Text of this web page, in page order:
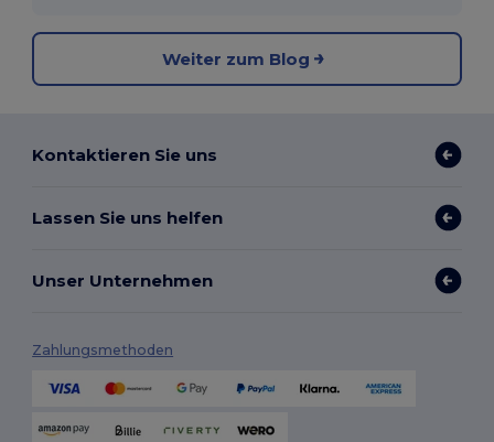
Weiter zum Blog
Kontaktieren Sie uns
Lassen Sie uns helfen
Unser Unternehmen
Zahlungsmethoden